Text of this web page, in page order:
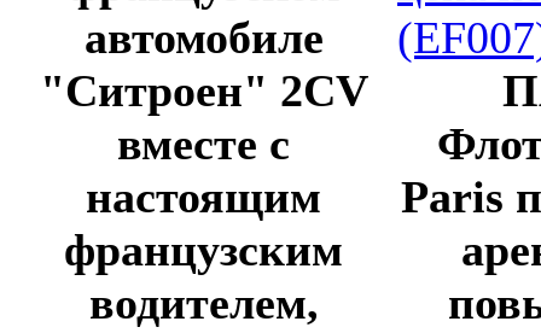
автомобиле
"Ситроен" 2CV
вместе с
настоящим
французским
водителем,
Paris